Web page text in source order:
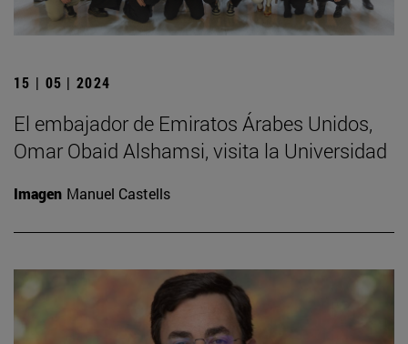
15 | 05 | 2024
El embajador de Emiratos Árabes Unidos,
Omar Obaid Alshamsi, visita la Universidad
Imagen Manuel Castells